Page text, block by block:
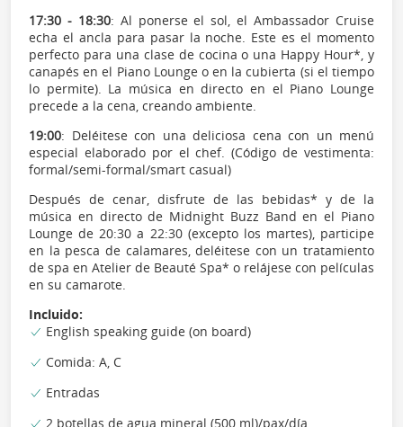
17:30 - 18:30: Al ponerse el sol, el Ambassador Cruise
echa el ancla para pasar la noche. Este es el momento
perfecto para una clase de cocina o una Happy Hour*, y
canapés en el Piano Lounge o en la cubierta (si el tiempo
lo permite). La música en directo en el Piano Lounge
precede a la cena, creando ambiente.
19:00: Deléitese con una deliciosa cena con un menú
especial elaborado por el chef. (Código de vestimenta:
formal/semi-formal/smart casual)
Después de cenar, disfrute de las bebidas* y de la
música en directo de Midnight Buzz Band en el Piano
Lounge de 20:30 a 22:30 (excepto los martes), participe
en la pesca de calamares, deléitese con un tratamiento
de spa en Atelier de Beauté Spa* o relájese con películas
en su camarote.
Incluido:
English speaking guide (on board)
Comida: A, C
Entradas
2 botellas de agua mineral (500 ml)/pax/día